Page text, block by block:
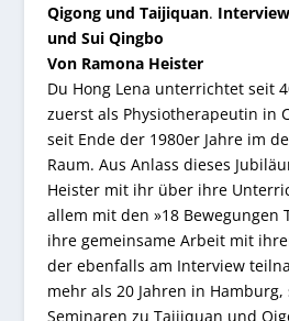
Qigong und Taijiquan.
und Sui Qingbo
Von Ramona Heister
Du Hong Lena unterrichtet seit
zuerst als Physiotherapeutin in
seit Ende der 1980er Jahre im
Raum. Aus Anlass dieses
Heister mit ihr über ihre
allem mit den »18 Bewegungen
ihre gemeinsame Arbeit mit
der ebenfalls am Interview
mehr als 20 Jahren in
Seminaren zu Taijiquan und